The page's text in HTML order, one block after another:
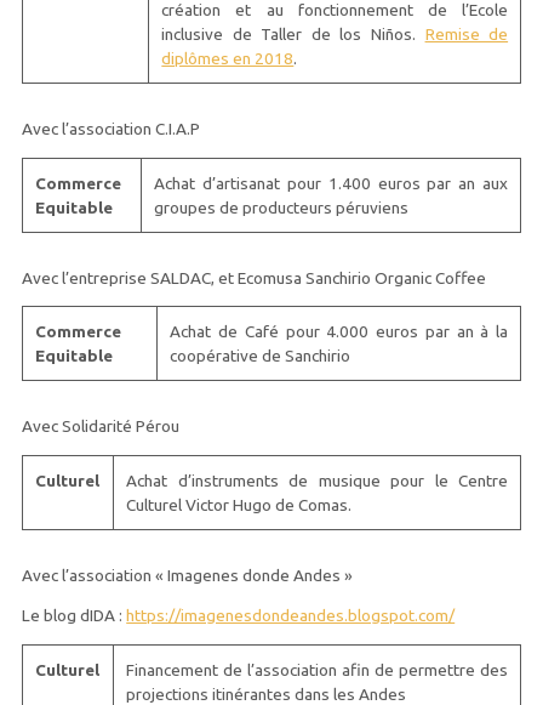
création et au fonctionnement de l’Ecole
inclusive de Taller de los Niños. Remise de
diplômes en 2018.
Avec l’association C.I.A.P
Commerce
Equitable
Achat d’artisanat pour 1.400 euros par an aux
groupes de producteurs péruviens
Avec l’entreprise SALDAC, et Ecomusa Sanchirio Organic Coffee
Commerce
Equitable
Achat de Café pour 4.000 euros par an à la
coopérative de Sanchirio
Avec Solidarité Pérou
Culturel
Achat d’instruments de musique pour le Centre
Culturel Victor Hugo de Comas.
Avec l’association « Imagenes donde Andes »
Le blog dIDA : https://imagenesdondeandes.blogspot.com/
Culturel
Financement de l’association afin de permettre des
projections itinérantes dans les Andes